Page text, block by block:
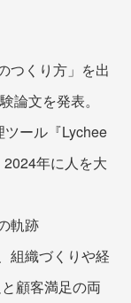
つくり方」を出
論文を発表。
ール『Lychee
年に人を大
軌跡
組織づくりや経
顧客満足の両